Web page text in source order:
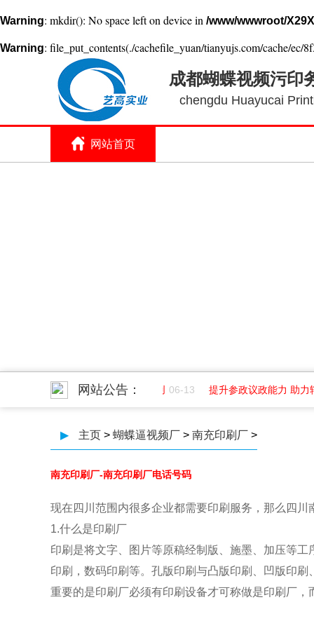
Warning: mkdir(): No space left on device in /www/wwwroot/
Warning: file_put_contents(./cachefile_yuan/tianyujs.com/cache/
成都蝴蝶视频污印
chengdu Huayucai
网站首页
网站公告：
成都纺织高等专科学院创 06-13 提升参政议政能力 助力辖
▶ 主页 > 蝴蝶逼视频厂 > 南充印刷厂 >
南充印刷厂-南充印刷厂电话号码
现在四川范围内很多企业都需要印刷服务，那么四川
1.什么是印刷厂
印刷是将文字、图片等原稿经制版、施墨、加压等
印刷，数码印刷等。孔版印刷与凸版印刷、凹版印
重要的是印刷厂必须有印刷设备才可称做是印刷厂